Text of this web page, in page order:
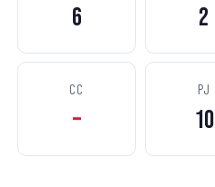
6 2
CC
–
PJ
10